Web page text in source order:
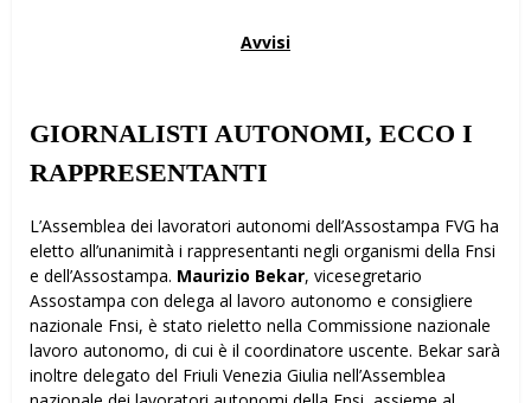
Avvisi
GIORNALISTI AUTONOMI, ECCO I
RAPPRESENTANTI
L’Assemblea dei lavoratori autonomi dell’Assostampa FVG ha
eletto all’unanimità i rappresentanti negli organismi della Fnsi
e dell’Assostampa. Maurizio Bekar, vicesegretario
Assostampa con delega al lavoro autonomo e consigliere
nazionale Fnsi, è stato rieletto nella Commissione nazionale
lavoro autonomo, di cui è il coordinatore uscente. Bekar sarà
inoltre delegato del Friuli Venezia Giulia nell’Assemblea